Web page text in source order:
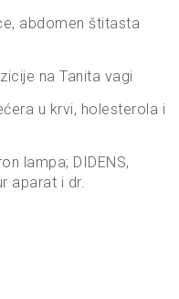
abdomen štitasta
na Tanita vagi
u krvi, holesterola i
lampa; DIDENS,
aparat i dr.